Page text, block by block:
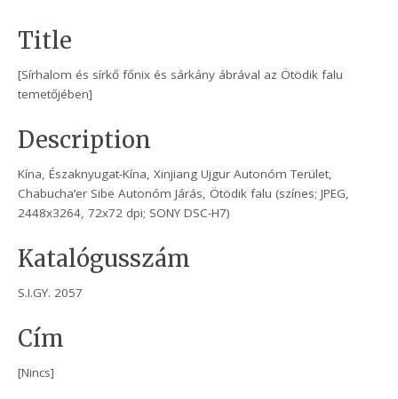
Title
[Sírhalom és sírkő főnix és sárkány ábrával az Ötödik falu
temetőjében]
Description
Kína, Északnyugat-Kína, Xinjiang Ujgur Autonóm Terület,
Chabucha’er Sibe Autonóm Járás, Ötödik falu (színes; JPEG,
2448x3264, 72x72 dpi; SONY DSC-H7)
Katalógusszám
S.I.GY. 2057
Cím
[Nincs]